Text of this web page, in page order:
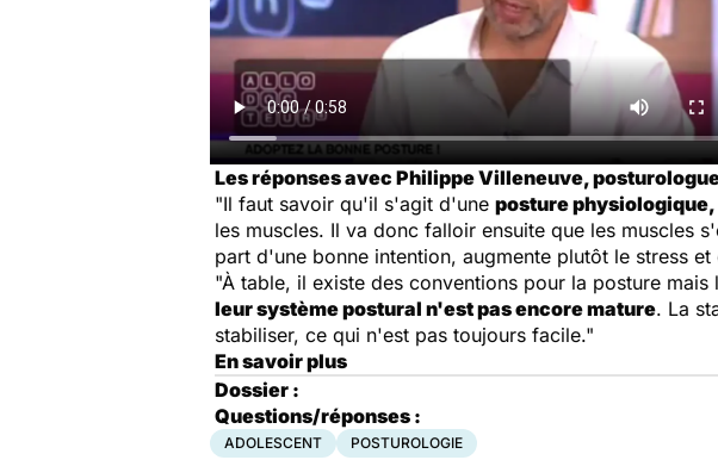
Les réponses avec Philippe Villeneuve,
"Il faut savoir qu'il s'agit d'une posture physiologique,
les muscles. Il va donc falloir ensuite que les muscles
part d'une bonne intention, augmente plutôt le stress
"À table, il existe des conventions pour la posture
leur système postural n'est pas encore mature. La
stabiliser, ce qui n'est pas toujours facile."
En savoir plus
Dossier :
Questions/réponses :
ADOLESCENT POSTUROLOGIE